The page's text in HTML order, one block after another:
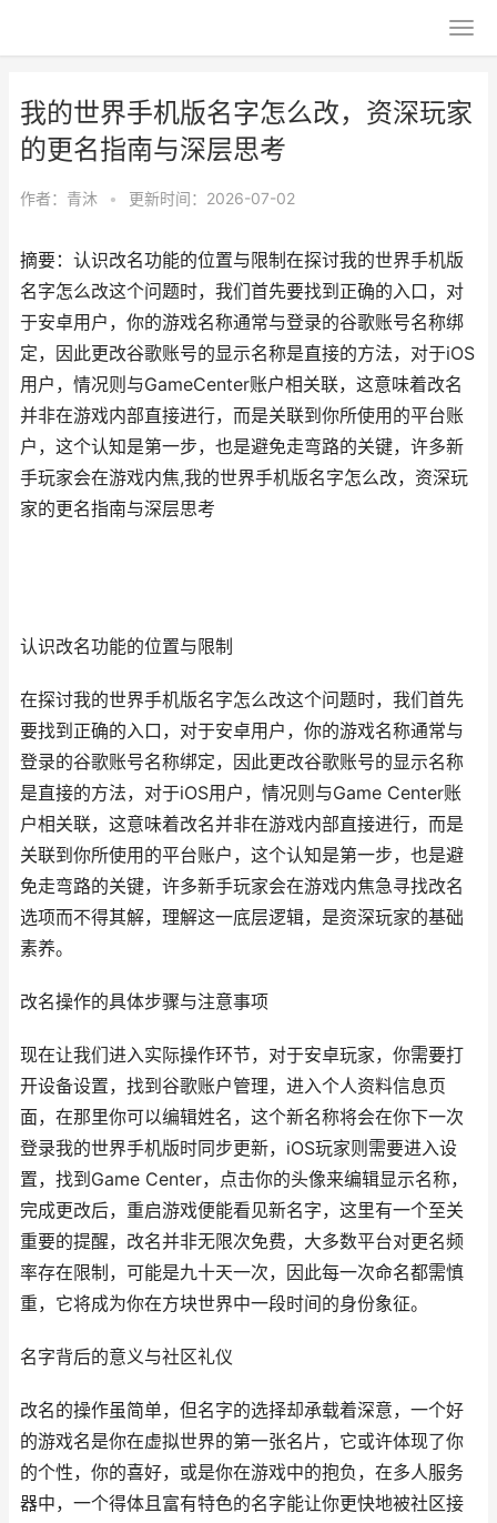
我的世界手机版名字怎么改，资深玩家
的更名指南与深层思考
作者： 青沐 • 更新时间：2026-07-02
摘要：认识改名功能的位置与限制在探讨我的世界手机版
名字怎么改这个问题时，我们首先要找到正确的入口，对
于安卓用户，你的游戏名称通常与登录的谷歌账号名称绑
定，因此更改谷歌账号的显示名称是直接的方法，对于iOS
用户，情况则与GameCenter账户相关联，这意味着改名
并非在游戏内部直接进行，而是关联到你所使用的平台账
户，这个认知是第一步，也是避免走弯路的关键，许多新
手玩家会在游戏内焦,我的世界手机版名字怎么改，资深玩
家的更名指南与深层思考
认识改名功能的位置与限制
在探讨我的世界手机版名字怎么改这个问题时，我们首先
要找到正确的入口，对于安卓用户，你的游戏名称通常与
登录的谷歌账号名称绑定，因此更改谷歌账号的显示名称
是直接的方法，对于iOS用户，情况则与Game Center账
户相关联，这意味着改名并非在游戏内部直接进行，而是
关联到你所使用的平台账户，这个认知是第一步，也是避
免走弯路的关键，许多新手玩家会在游戏内焦急寻找改名
选项而不得其解，理解这一底层逻辑，是资深玩家的基础
素养。
改名操作的具体步骤与注意事项
现在让我们进入实际操作环节，对于安卓玩家，你需要打
开设备设置，找到谷歌账户管理，进入个人资料信息页
面，在那里你可以编辑姓名，这个新名称将会在你下一次
登录我的世界手机版时同步更新，iOS玩家则需要进入设
置，找到Game Center，点击你的头像来编辑显示名称，
完成更改后，重启游戏便能看见新名字，这里有一个至关
重要的提醒，改名并非无限次免费，大多数平台对更名频
率存在限制，可能是九十天一次，因此每一次命名都需慎
重，它将成为你在方块世界中一段时间的身份象征。
名字背后的意义与社区礼仪
改名的操作虽简单，但名字的选择却承载着深意，一个好
的游戏名是你在虚拟世界的第一张名片，它或许体现了你
的个性，你的喜好，或是你在游戏中的抱负，在多人服务
器中，一个得体且富有特色的名字能让你更快地被社区接